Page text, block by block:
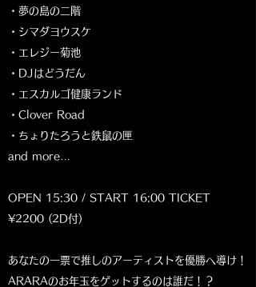
・夢の島の二階
・シマダヨウスケ
・エレジー菊池
・DJはどうだん
・エスカルゴ健康ランド
・Clover Road
・ちょりたろうと鉄鼠の匣
and more…
OPEN 15:30 / START 16:00 TICKET
¥2200 (2D付)
あなたの一票で推しのアーティストを優勝へ導け！​
ARARAのお年玉をゲットするのは誰だ！？